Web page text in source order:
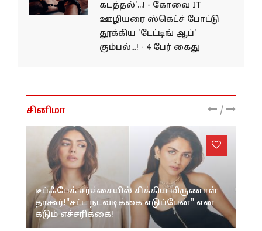
கடத்தல்'...! - கோவை IT
ஊழியரை ஸ்கெட்ச் போட்டு
தூக்கிய 'டேட்டிங் ஆப்'
கும்பல்...! - 4 பேர் கைது
சினிமா /
டீப்ஃபேக் சர்ச்சையில் சிக்கிய மிருணாள்
தாகூர்!"சட்ட நடவடிக்கை எடுப்பேன்" என
கடும் எச்சரிக்கை!